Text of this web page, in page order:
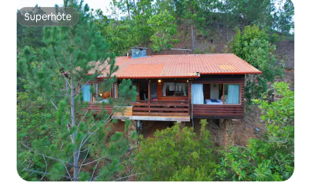
Superhôte
Superhôte